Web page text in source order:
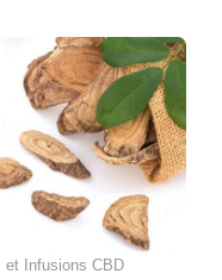
et Infusions CBD